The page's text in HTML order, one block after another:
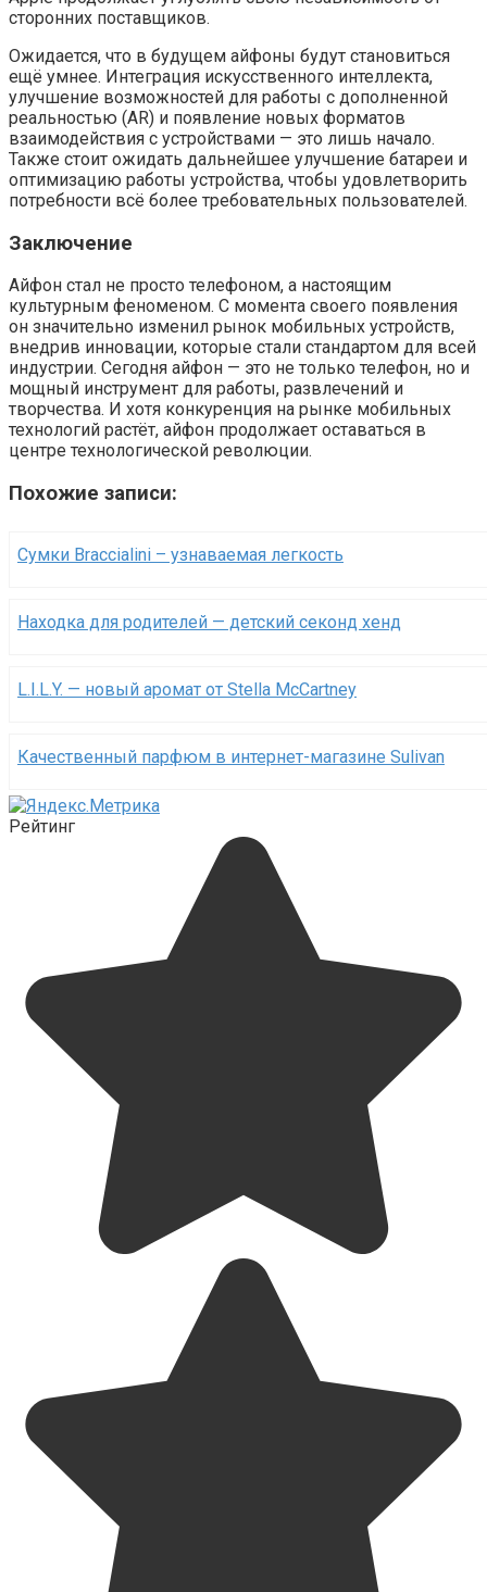
сторонних поставщиков.
Ожидается, что в будущем айфоны будут становиться
ещё умнее. Интеграция искусственного интеллекта,
улучшение возможностей для работы с дополненной
реальностью (AR) и появление новых форматов
взаимодействия с устройствами — это лишь начало.
Также стоит ожидать дальнейшее улучшение батареи и
оптимизацию работы устройства, чтобы удовлетворить
потребности всё более требовательных пользователей.
Заключение
Айфон стал не просто телефоном, а настоящим
культурным феноменом. С момента своего появления
он значительно изменил рынок мобильных устройств,
внедрив инновации, которые стали стандартом для всей
индустрии. Сегодня айфон — это не только телефон, но и
мощный инструмент для работы, развлечений и
творчества. И хотя конкуренция на рынке мобильных
технологий растёт, айфон продолжает оставаться в
центре технологической революции.
Похожие записи:
Сумки Braccialini – узнаваемая легкость
Находка для родителей — детский секонд хенд
L.I.L.Y. — новый аромат от Stella McCartney
Качественный парфюм в интернет-магазине Sulivan
Рейтинг